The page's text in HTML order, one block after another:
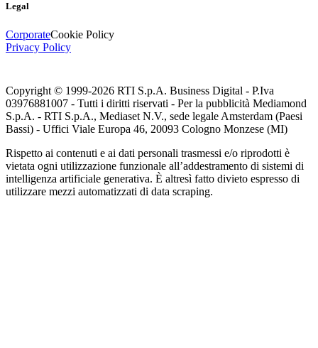
Legal
CorporateCookie Policy
Privacy Policy
Copyright © 1999-2026 RTI S.p.A. Business Digital - P.Iva
03976881007 - Tutti i diritti riservati - Per la pubblicità Mediamond
S.p.A. - RTI S.p.A., Mediaset N.V., sede legale Amsterdam (Paesi
Bassi) - Uffici Viale Europa 46, 20093 Cologno Monzese (MI)
Rispetto ai contenuti e ai dati personali trasmessi e/o riprodotti è
vietata ogni utilizzazione funzionale all’addestramento di sistemi di
intelligenza artificiale generativa. È altresì fatto divieto espresso di
utilizzare mezzi automatizzati di data scraping.